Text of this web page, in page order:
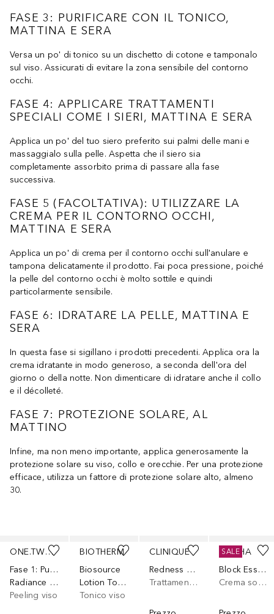
FASE 3: PURIFICARE CON IL TONICO,
MATTINA E SERA
Versa un po' di tonico su un dischetto di cotone e tamponalo
sul viso. Assicurati di evitare la zona sensibile del contorno
occhi.
FASE 4: APPLICARE TRATTAMENTI
SPECIALI COME I SIERI, MATTINA E SERA
Applica un po' del tuo siero preferito sui palmi delle mani e
massaggialo sulla pelle. Aspetta che il siero sia
completamente assorbito prima di passare alla fase
successiva.
FASE 5 (FACOLTATIVA): UTILIZZARE LA
CREMA PER IL CONTORNO OCCHI,
MATTINA E SERA
Applica un po' di crema per il contorno occhi sull'anulare e
tampona delicatamente il prodotto. Fai poca pressione, poiché
la pelle del contorno occhi è molto sottile e quindi
particolarmente sensibile.
FASE 6: IDRATARE LA PELLE, MATTINA E
SERA
In questa fase si sigillano i prodotti precedenti. Applica ora la
crema idratante in modo generoso, a seconda dell'ora del
giorno o della notte. Non dimenticare di idratare anche il collo
e il décolleté.
FASE 7: PROTEZIONE SOLARE, AL
MATTINO
Infine, ma non meno importante, applica generosamente la
protezione solare su viso, collo e orecchie. Per una protezione
efficace, utilizza un fattore di protezione solare alto, almeno
30.
ONE.TWO.FREE!
Fase 1: Purifica
Radiance Enzyme Peeling
Peeling viso
BIOTHERM
Biosource
Lotion Tonifiante Pelli Normali/Miste
Tonico viso
CLINIQUE
Redness Solutions Daily Relief Cream
Trattamento viso
MISSHA
Block Essence Sun SPF 45
Crema solare per il corpo
SALE